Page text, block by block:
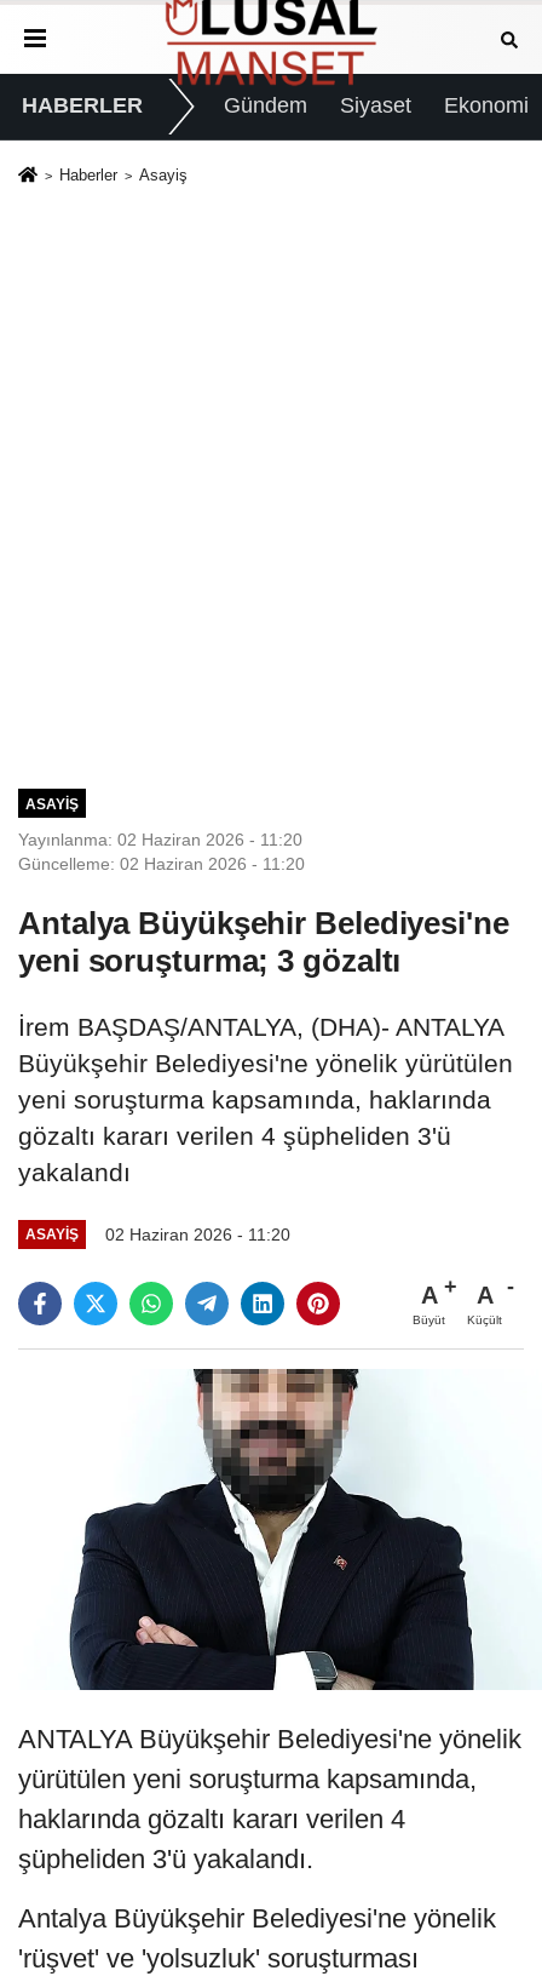
HABERLER Gündem Siyaset Ekonomi
Haberler Asayiş
ASAYIŞ
Yayınlanma: 02 Haziran 2026 - 11:20
Güncelleme: 02 Haziran 2026 - 11:20
Antalya Büyükşehir Belediyesi'ne
yeni soruşturma; 3 gözaltı
İrem BAŞDAŞ/ANTALYA, (DHA)- ANTALYA
Büyükşehir Belediyesi'ne yönelik yürütülen
yeni soruşturma kapsamında, haklarında
gözaltı kararı verilen 4 şüpheliden 3'ü
yakalandı
ASAYIŞ 02 Haziran 2026 - 11:20
A
Büyüt
A
Küçült
ANTALYA Büyükşehir Belediyesi'ne yönelik
yürütülen yeni soruşturma kapsamında,
haklarında gözaltı kararı verilen 4
şüpheliden 3'ü yakalandı.
Antalya Büyükşehir Belediyesi'ne yönelik
'rüşvet' ve 'yolsuzluk' soruşturması